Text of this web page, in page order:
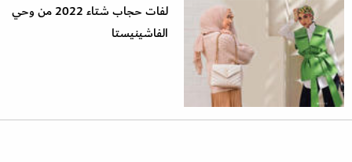
لفات حجاب شتاء 2022 من وحي
الفاشينيستا